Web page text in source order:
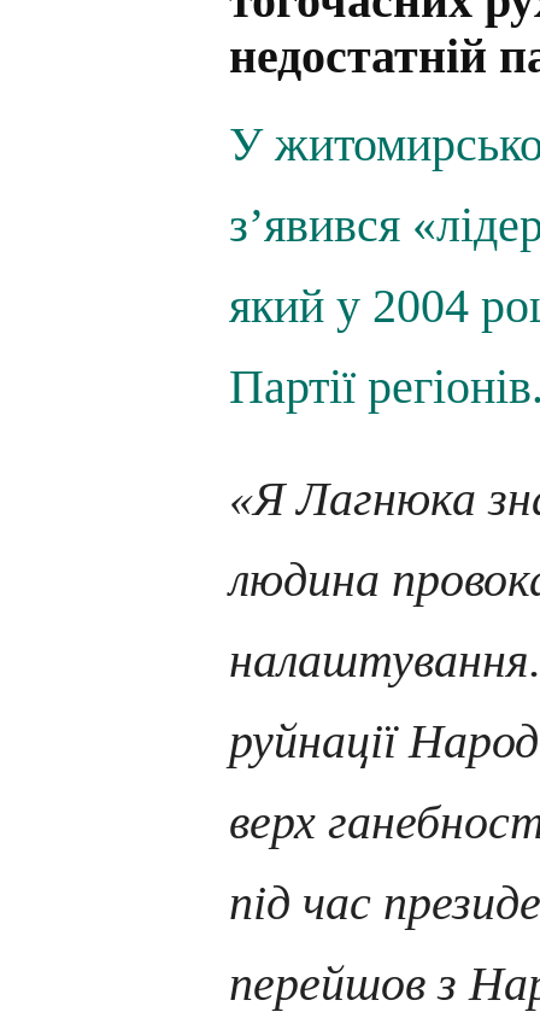
недостатній
У
з’явився
який у 2004
Партії
«Я Лагнюка
людина
руйнації
верх
під час
перейшов з